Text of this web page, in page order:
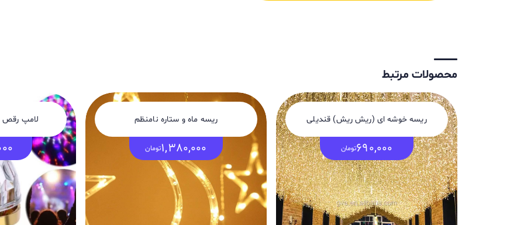
محصولات مرتبط
ریسه خوشه ای (ریش ریش) قندیلی
690,000تومان
ریسه ماه و ستاره نامنظم
1,380,000تومان
لامپ رقص نور 6 وات